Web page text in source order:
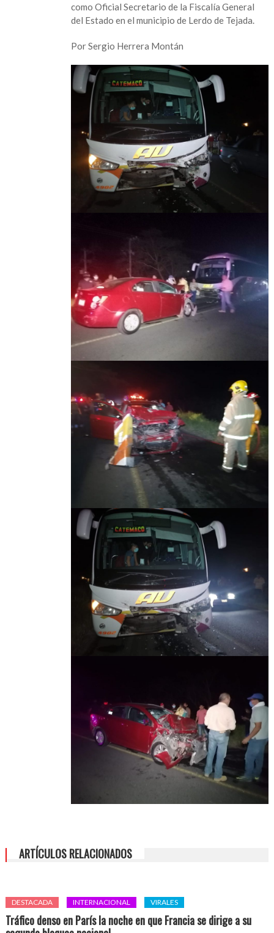
como Oficial Secretario de la Fiscalía General
del Estado en el municipio de Lerdo de Tejada.
Por Sergio Herrera Montán
ARTÍCULOS RELACIONADOS
DESTACADA INTERNACIONAL VIRALES
Tráfico denso en París la noche en que Francia se dirige a su